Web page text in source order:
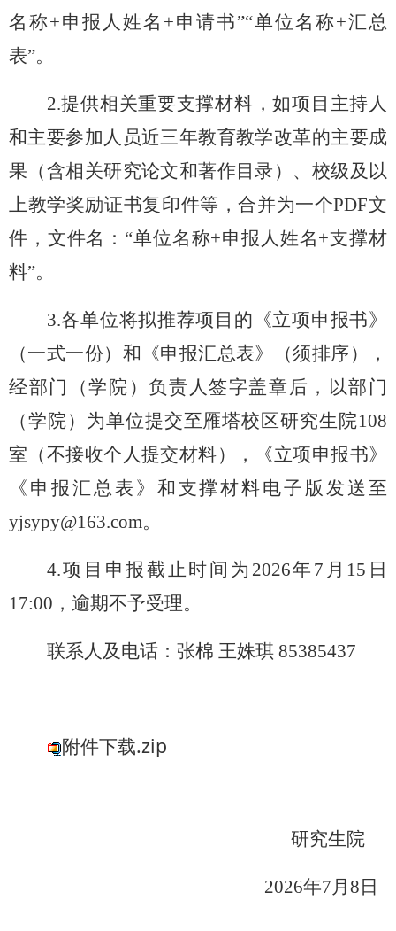
名称+申报人姓名+申请书”“单位名称+汇总
表”。
2.提供相关重要支撑材料，如项目主持人
和主要参加人员近三年教育教学改革的主要成
果（含相关研究论文和著作目录）、校级及以
上教学奖励证书复印件等，合并为一个PDF文
件，文件名：“单位名称+申报人姓名+支撑材
料”。
3.各单位将拟推荐项目的《立项申报书》
（一式一份）和《申报汇总表》（须排序），
经部门（学院）负责人签字盖章后，以部门
（学院）为单位提交至雁塔校区研究生院108
室（不接收个人提交材料），《立项申报书》
《申报汇总表》和支撑材料电子版发送至
yjsypy@163.com。
4.项目申报截止时间为2026年7月 15 日
17:00 ，逾期不予受理。
联系人及电话：张棉 王姝琪 85385437
附件下载.zip
研究生院
2026年7月 8 日